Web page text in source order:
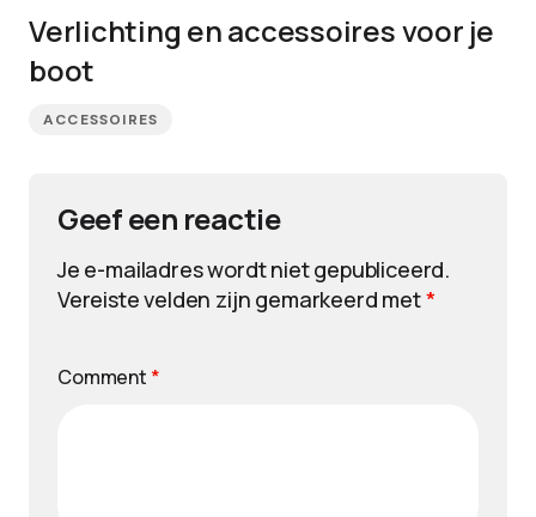
Verlichting en accessoires voor je
boot
ACCESSOIRES
Geef een reactie
Je e-mailadres wordt niet gepubliceerd.
Vereiste velden zijn gemarkeerd met*
Comment *